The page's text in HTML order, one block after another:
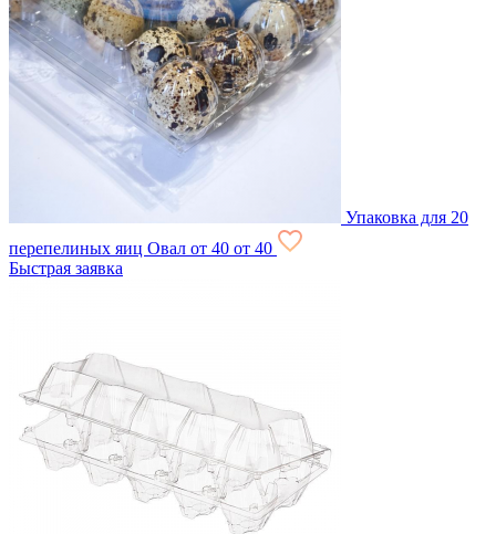
Упаковка для 20
перепелиных яиц Овал от 40 от 40
Быстрая заявка